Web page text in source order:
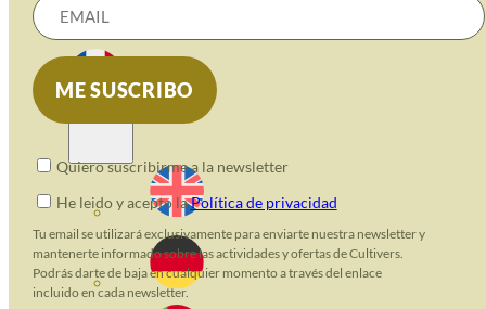
CONTACT
Quiero suscribirme a la newsletter
He leido y acepto laPolítica de privacidad
Tu email se utilizará exclusivamente para enviarte nuestra newsletter y
mantenerte informado sobre las actividades y ofertas de Cultivers.
Podrás darte de baja en cualquier momento a través del enlace
incluido en cada newsletter.